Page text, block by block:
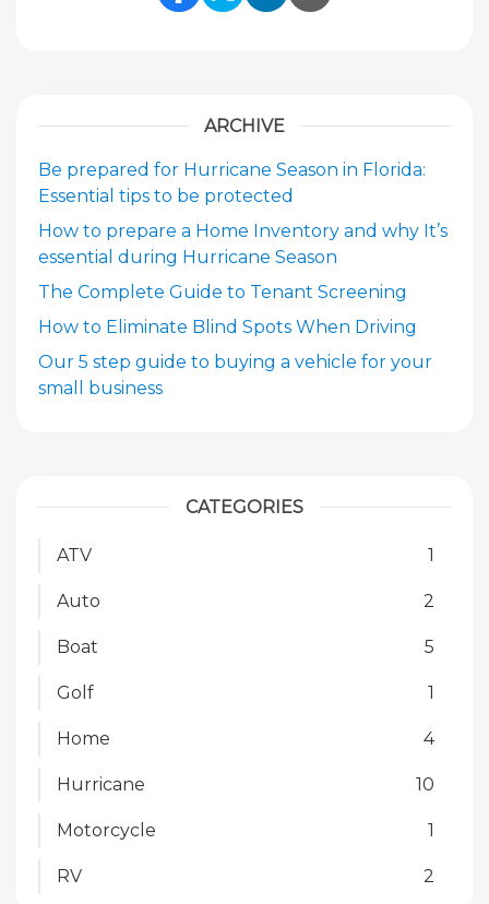
Share Link to Facebook
Share Link to
Share Link to
Share Link to
ARCHIVE
Be prepared for Hurricane Season in Florida:
Essential tips to be protected
How to prepare a Home Inventory and why It’s
essential during Hurricane Season
The Complete Guide to Tenant Screening
How to Eliminate Blind Spots When Driving
Our 5 step guide to buying a vehicle for your
small business
CATEGORIES
ATV 1
Auto 2
Boat 5
Golf 1
Home 4
Hurricane 10
Motorcycle 1
RV 2